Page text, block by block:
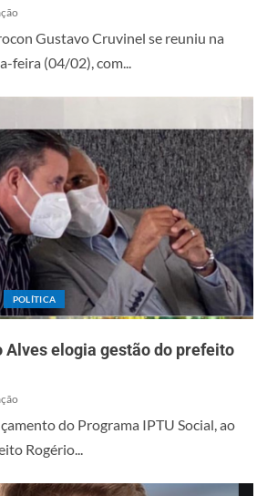
Gustavo Cruvinel se reuniu na
feira (04/02), com...
POLÍTICA
Alves elogia gestão do prefeito
do Programa IPTU Social, ao
Rogério...